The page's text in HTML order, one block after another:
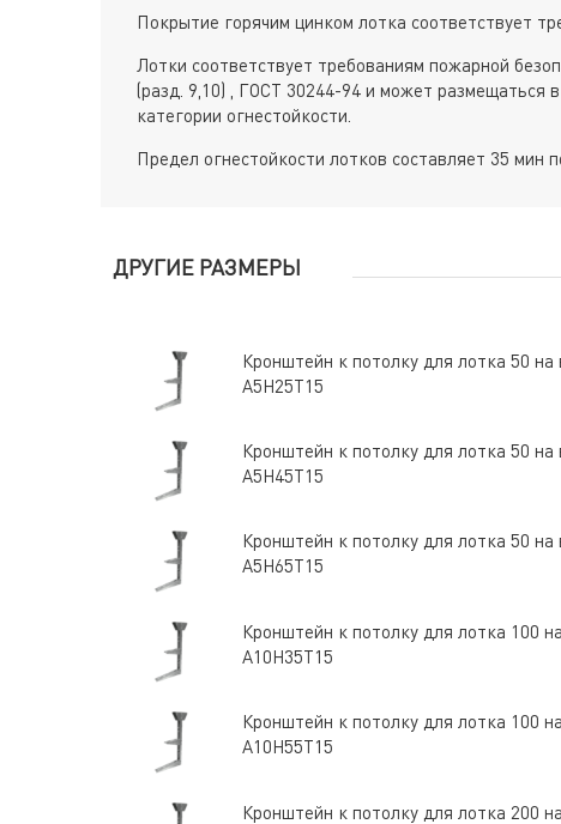
Покрытие горячим цинком лотка соответствует
Лотки соответствует требованиям пожарной
(разд. 9,10) , ГОСТ 30244-94 и может размещаться
категории огнестойкости.
Предел огнестойкости лотков составляет 35 мин
ДРУГИЕ РАЗМЕРЫ
Кронштейн к потолку для лотка 50
А5Н25Т15
Кронштейн к потолку для лотка 50
А5Н45Т15
Кронштейн к потолку для лотка 50
А5Н65Т15
Кронштейн к потолку для лотка 100
А10Н35Т15
Кронштейн к потолку для лотка 100
А10Н55Т15
Кронштейн к потолку для лотка 200